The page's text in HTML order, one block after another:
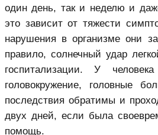
один день, так и неделю и
это зависит от тяжести
нарушения в организме они
правило, солнечный удар
госпитализации. У
головокружение, головные
последствия обратимы и
двух дней, если была
помощь.